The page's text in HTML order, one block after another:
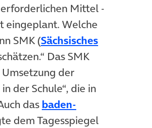
erforderlichen Mittel -
eingeplant. Welche
SMK (Sächsisches
Das SMK
der
der Schule“, die in
das baden-
neuem Tab)
dem Tagesspiegel